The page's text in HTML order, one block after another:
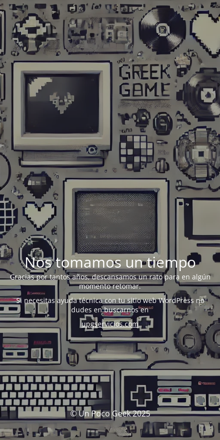
Nos tomamos un tiempo
Gracias por tantos años, descansamos un rato para en algún
momento retomar.
Si necesitas ayuda técnica con tu sitio web WordPress no
dudes en buscarnos en
upgservicios.com
© Un Poco Geek 2025